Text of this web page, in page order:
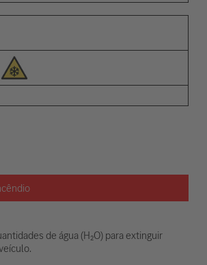
de água (H₂O) para extinguir